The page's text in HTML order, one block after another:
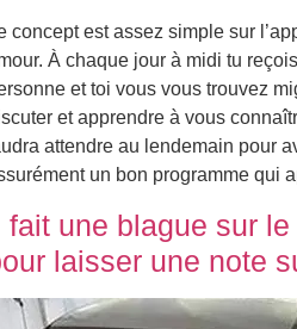
concept est assez simple sur
À chaque jour à midi tu
et toi vous vous trouvez
et apprendre à vous
attendre au lendemain pour
un bon programme qui
fait une blague sur
laisser une note